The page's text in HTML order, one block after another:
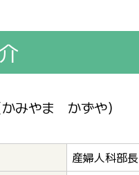
かみやま かずや）
産婦人科部長